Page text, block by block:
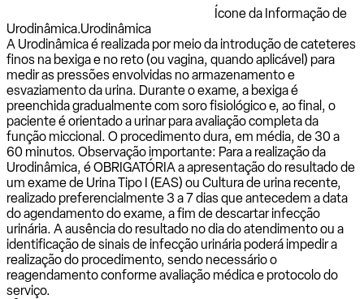
Ícone da Informação de
Urodinâmica.Urodinâmica
A Urodinâmica é realizada por meio da introdução de cateteres
finos na bexiga e no reto (ou vagina, quando aplicável) para
medir as pressões envolvidas no armazenamento e
esvaziamento da urina. Durante o exame, a bexiga é
preenchida gradualmente com soro fisiológico e, ao final, o
paciente é orientado a urinar para avaliação completa da
função miccional. O procedimento dura, em média, de 30 a
60 minutos. Observação importante: Para a realização da
Urodinâmica, é OBRIGATÓRIA a apresentação do resultado de
um exame de Urina Tipo I (EAS) ou Cultura de urina recente,
realizado preferencialmente 3 a 7 dias que antecedem a data
do agendamento do exame, a fim de descartar infecção
urinária. A ausência do resultado no dia do atendimento ou a
identificação de sinais de infecção urinária poderá impedir a
realização do procedimento, sendo necessário o
reagendamento conforme avaliação médica e protocolo do
serviço.